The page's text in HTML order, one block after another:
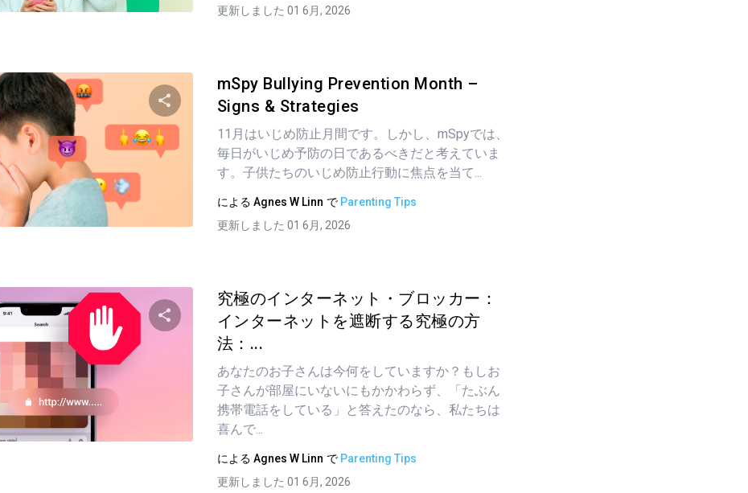
更新しました 01 6月, 2026
この記事を共有する
フェイスブック リンクをコピーする
mSpy Bullying Prevention Month –
Signs & Strategies
11月はいじめ防止月間です。しかし、mSpyでは、
毎日がいじめ予防の日であるべきだと考えていま
す。子供たちのいじめ防止行動に焦点を当て...
による Agnes W Linn で Parenting Tips
更新しました 01 6月, 2026
この記事を共有する
フェイスブック
究極のインターネット・ブロッカー：
インターネットを遮断する究極の方
法：...
あなたのお子さんは今何をしていますか？もしお
子さんが部屋にいないにもかかわらず、「たぶん
携帯電話をしている」と答えたのなら、私たちは
喜んで...
による Agnes W Linn で Parenting Tips
更新しました 01 6月, 2026